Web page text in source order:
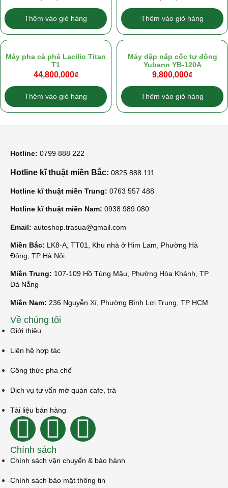
Thêm vào giỏ hàng Thêm vào giỏ hàng
Máy pha cà phê Lacilio Titan
T1
44,800,000₫
Thêm vào giỏ hàng
Máy dập nắp cốc tự động
Yubann YB-120A
9,800,000₫
Thêm vào giỏ hàng
Hotline: 0799 888 222
Hotline kĩ thuật miền Bắc: 0825 888 111
Hotline kĩ thuật miền Trung: 0763 557 488
Hotline kĩ thuật miền Nam: 0938 989 080
Email: autoshop.trasua@gmail.com
Miền Bắc: LK8-A, TT01, Khu nhà ở Him Lam, Phường Hà
Đông, TP Hà Nội
Miền Trung: 107-109 Hồ Tùng Mậu, Phường Hòa Khánh, TP
Đà Nẵng
Miền Nam: 236 Nguyễn Xí, Phường Bình Lợi Trung, TP HCM
Về chúng tôi
Giới thiệu
Liên hệ hợp tác
Công thức pha chế
Dịch vụ tư vấn mở quán cafe, trà
Tài liệu bán hàng
Chính sách
Chính sách vận chuyển & bảo hành
Chính sách bảo mật thông tin